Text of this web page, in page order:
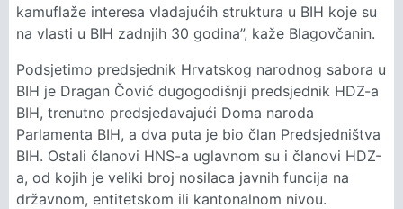
kamuflaže interesa vladajućih struktura u BIH koje su
na vlasti u BIH zadnjih 30 godina”, kaže Blagovčanin.
Podsjetimo predsjednik Hrvatskog narodnog sabora u
BIH je Dragan Čović dugogodišnji predsjednik HDZ-a
BIH, trenutno predsjedavajući Doma naroda
Parlamenta BIH, a dva puta je bio član Predsjedništva
BIH. Ostali članovi HNS-a uglavnom su i članovi HDZ-
a, od kojih je veliki broj nosilaca javnih funcija na
državnom, entitetskom ili kantonalnom nivou.